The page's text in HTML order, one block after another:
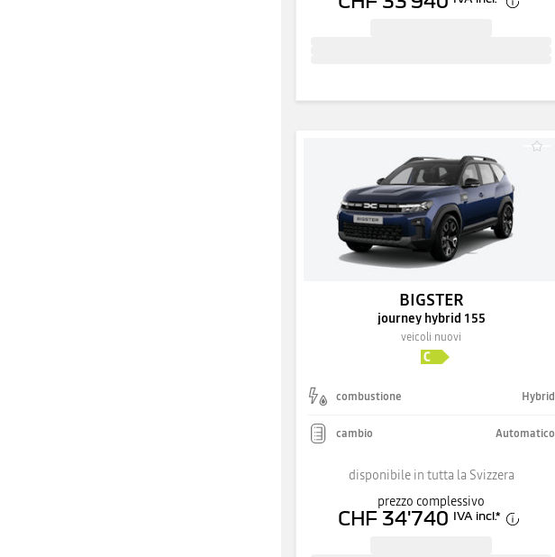
BIGSTER
journey hybrid 155
veicoli nuovi
combustione Hybrid
cambio Automatico
disponibile in tutta la Svizzera
prezzo complessivo
CHF 34'740 IVA incl.*